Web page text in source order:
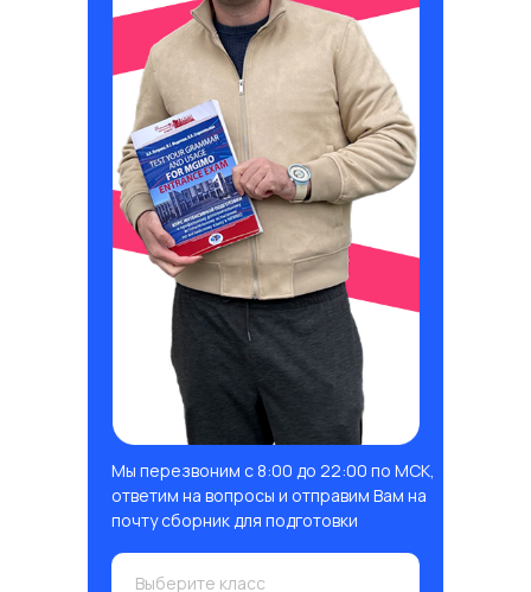
Мы перезвоним с 8:00 до 22:00 по МСК,
ответим на вопросы и отправим Вам на
почту сборник для подготовки